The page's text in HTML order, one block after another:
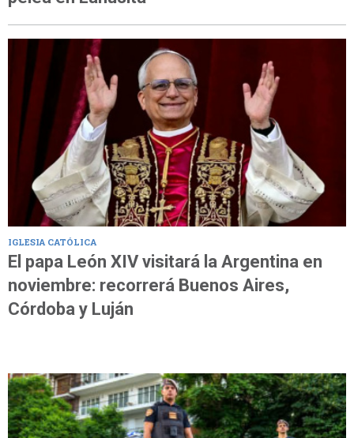
IGLESIA CATÓLICA
El papa León XIV visitará la Argentina en
noviembre: recorrerá Buenos Aires,
Córdoba y Luján